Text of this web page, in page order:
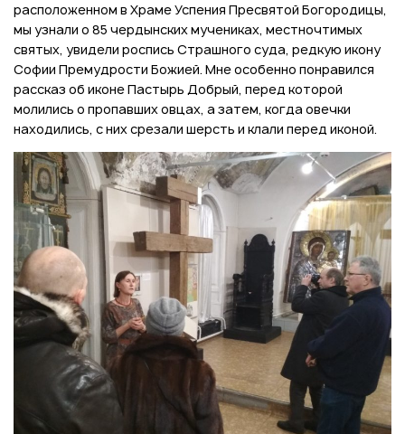
расположенном в Храме Успения Пресвятой Богородицы,
мы узнали о 85 чердынских мучениках, местночтимых
святых, увидели роспись Страшного суда, редкую икону
Софии Премудрости Божией. Мне особенно понравился
рассказ об иконе Пастырь Добрый, перед которой
молились о пропавших овцах, а затем, когда овечки
находились, с них срезали шерсть и клали перед иконой.